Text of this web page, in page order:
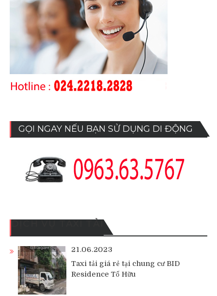
GỌI NGAY NẾU BẠN SỬ DỤNG DI ĐỘNG
21.06.2023
Taxi tải giá rẻ tại chung cư BID
Residence Tố Hữu